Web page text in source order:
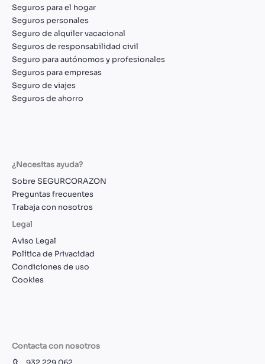
Seguros para el hogar
Seguros personales
Seguro de alquiler vacacional
Seguros de responsabilidad civil
Seguro para autónomos y profesionales
Seguros para empresas
Seguro de viajes
Seguros de ahorro
¿Necesitas ayuda?
Sobre SEGURCORAZON
Preguntas frecuentes
Trabaja con nosotros
Legal
Aviso Legal
Política de Privacidad
Condiciones de uso
Cookies
Contacta con nosotros